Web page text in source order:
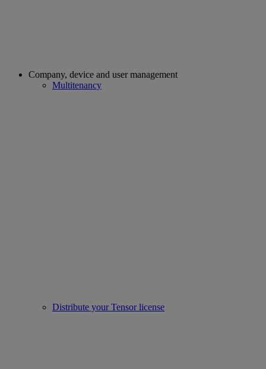
Company, device and user management
Multitenancy
Distribute your Tensor license